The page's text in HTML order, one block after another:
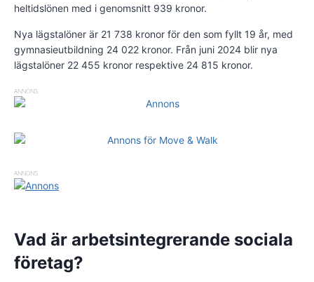
heltidslönen med i genomsnitt 939 kronor.
Nya lägstalöner är 21 738 kronor för den som fyllt 19 år, med
gymnasieutbildning 24 022 kronor. Från juni 2024 blir nya
lägstalöner 22 455 kronor respektive 24 815 kronor.
ANNONS
ANNONS
Vad är arbetsintegrerande sociala
företag?